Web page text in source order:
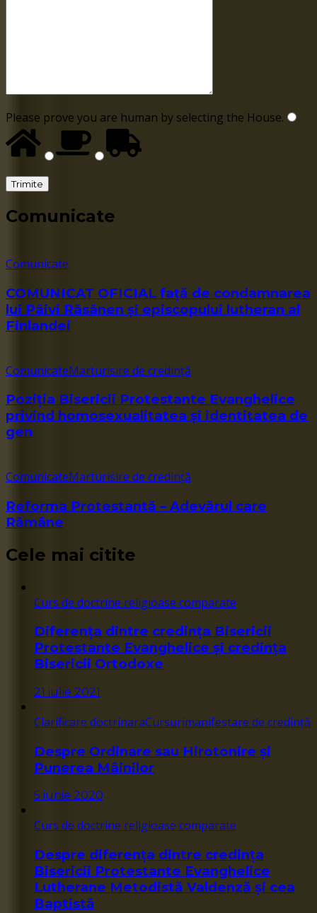
Please prove you are human by selecting the House.
Comunicate
Comunicate
COMUNICAT OFICIAL față de condamnarea
lui Päivi Räsänen și episcopului lutheran al
Finlandei
ComunicateMarturisire de credință
Poziția Bisericii Protestante Evanghelice
privind homosexualitatea și identitatea de
gen
ComunicateMarturisire de credință
Reforma Protestantă – Adevărul care
Rămâne
Cele mai citite
Curs de doctrine religioase comparate
Diferența dintre credința Bisericii
Protestante Evanghelice și credința
Bisericii Ortodoxe
21 iulie 2021
Clarificare doctrinaraCursurimanifestare de credință
Despre Ordinare sau Hirotonire și
Punerea Mâinilor
5 iunie 2020
Curs de doctrine religioase comparate
Despre diferența dintre credința
Bisericii Protestante Evanghelice
Lutherane Metodistă Valdenză și cea
Baptistă